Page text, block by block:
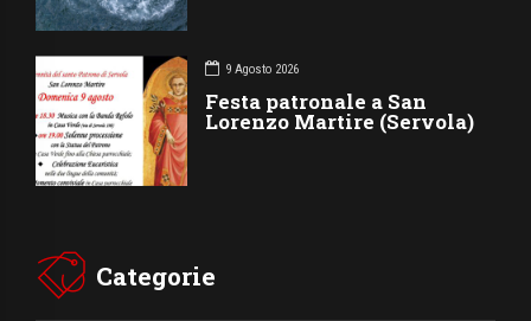
9 Agosto 2026
Festa patronale a San
Lorenzo Martire (Servola)
Categorie